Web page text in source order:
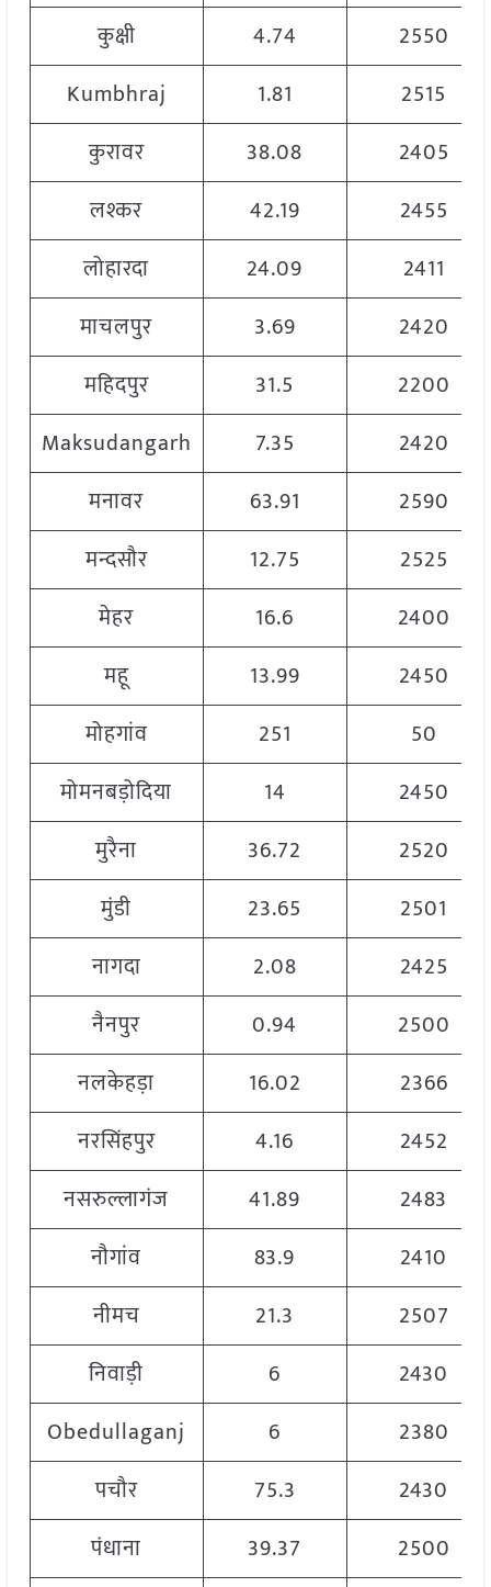
कुक्षी
4.74
2550
Kumbhraj
1.81
2515
कुरावर
38.08
2405
लश्कर
42.19
2455
लोहारदा
24.09
2411
माचलपुर
3.69
2420
महिदपुर
31.5
2200
Maksudangarh
7.35
2420
मनावर
63.91
2590
मन्दसौर
12.75
2525
मेहर
16.6
2400
महू
13.99
2450
मोहगांव
251
50
मोमनबड़ोदिया
14
2450
मुरैना
36.72
2520
मुंडी
23.65
2501
नागदा
2.08
2425
नैनपुर
0.94
2500
नलकेहड़ा
16.02
2366
नरसिंहपुर
4.16
2452
नसरुल्लागंज
41.89
2483
नौगांव
83.9
2410
नीमच
21.3
2507
निवाड़ी
6
2430
Obedullaganj
6
2380
पचौर
75.3
2430
पंधाना
39.37
2500